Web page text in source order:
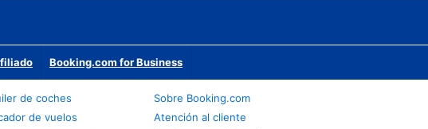
Booking.com for Business
de coches
de vuelos
Sobre Booking.com
Atención al cliente